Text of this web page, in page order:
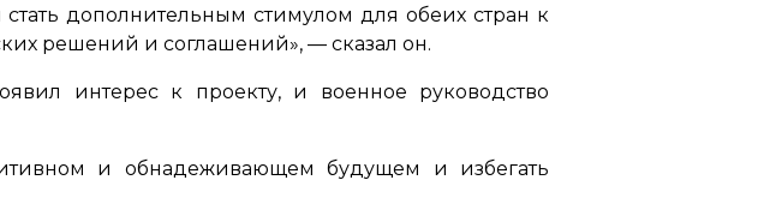
дополнительным стимулом для обеих стран к
решений и соглашений», — сказал он.
интерес к проекту, и военное руководство
и обнадеживающем будущем и избегать